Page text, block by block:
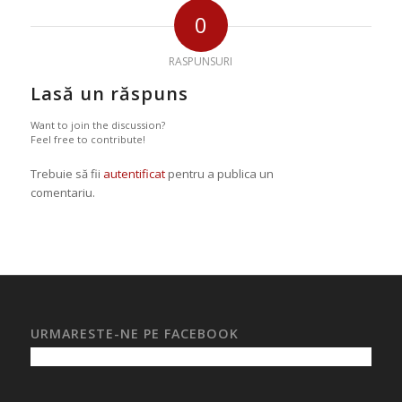
0
RASPUNSURI
Lasă un răspuns
Want to join the discussion?
Feel free to contribute!
Trebuie să fii autentificatpentru a publica un
comentariu.
URMARESTE-NE PE FACEBOOK